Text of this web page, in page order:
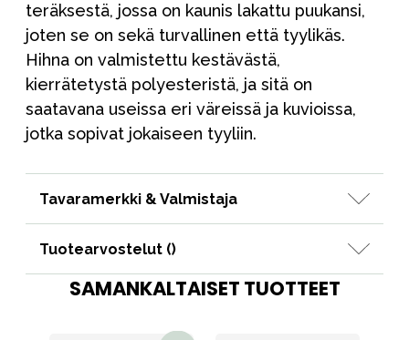
teräksestä, jossa on kaunis lakattu puukansi,
joten se on sekä turvallinen että tyylikäs.
Hihna on valmistettu kestävästä,
kierrätetystä polyesteristä, ja sitä on
saatavana useissa eri väreissä ja kuvioissa,
jotka sopivat jokaiseen tyyliin.
Tavaramerkki & Valmistaja
Tuotearvostelut ()
SAMANKALTAISET TUOTTEET